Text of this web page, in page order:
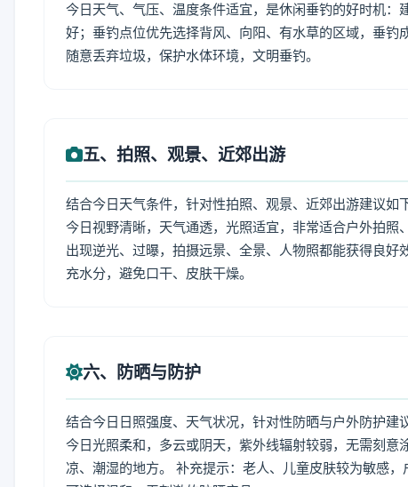
今日天气、气压、温度条件适宜，是休闲垂钓的好时机
好；垂钓点位优先选择背风、向阳、有水草的区域，垂
随意丢弃垃圾，保护水体环境，文明垂钓。
五、拍照、观景、近郊出游
结合今日天气条件，针对性拍照、观景、近郊出游建议如
今日视野清晰，天气通透，光照适宜，非常适合户外拍
出现逆光、过曝，拍摄远景、全景、人物照都能获得良
充水分，避免口干、皮肤干燥。
六、防晒与防护
结合今日日照强度、天气状况，针对性防晒与户外防护建
今日光照柔和，多云或阴天，紫外线辐射较弱，无需刻
凉、潮湿的地方。 补充提示：老人、儿童皮肤较为敏感